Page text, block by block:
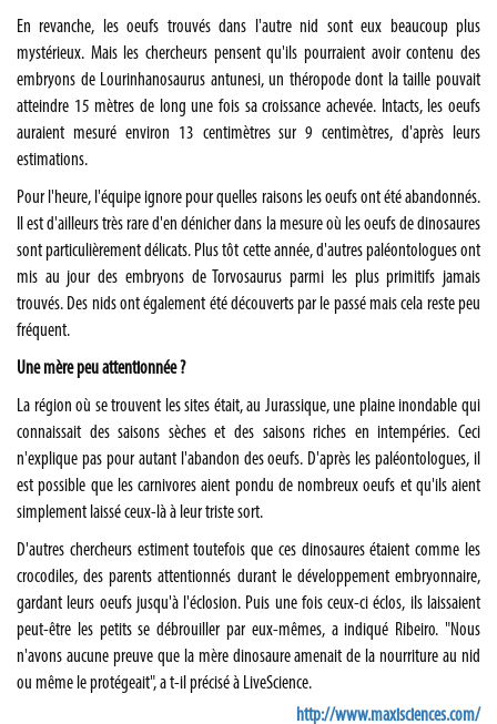
En revanche, les oeufs trouvés dans l'autre nid sont eux beaucoup plus
mystérieux. Mais les chercheurs pensent qu'ils pourraient avoir contenu des
embryons de Lourinhanosaurus antunesi, un théropode dont la taille pouvait
atteindre 15 mètres de long une fois sa croissance achevée. Intacts, les oeufs
auraient mesuré environ 13 centimètres sur 9 centimètres, d'après leurs
estimations.
Pour l'heure, l'équipe ignore pour quelles raisons les oeufs ont été abandonnés.
Il est d'ailleurs très rare d'en dénicher dans la mesure où les oeufs de dinosaures
sont particulièrement délicats. Plus tôt cette année, d'autres paléontologues ont
mis au jour des embryons de Torvosaurus parmi les plus primitifs jamais
trouvés. Des nids ont également été découverts par le passé mais cela reste peu
fréquent.
Une mère peu attentionnée ?
La région où se trouvent les sites était, au Jurassique, une plaine inondable qui
connaissait des saisons sèches et des saisons riches en intempéries. Ceci
n'explique pas pour autant l'abandon des oeufs. D'après les paléontologues, il
est possible que les carnivores aient pondu de nombreux oeufs et qu'ils aient
simplement laissé ceux-là à leur triste sort.
D'autres chercheurs estiment toutefois que ces dinosaures étaient comme les
crocodiles, des parents attentionnés durant le développement embryonnaire,
gardant leurs oeufs jusqu'à l'éclosion. Puis une fois ceux-ci éclos, ils laissaient
peut-être les petits se débrouiller par eux-mêmes, a indiqué Ribeiro. "Nous
n'avons aucune preuve que la mère dinosaure amenait de la nourriture au nid
ou même le protégeait", a t-il précisé à LiveScience.
http://www.maxisciences.com/